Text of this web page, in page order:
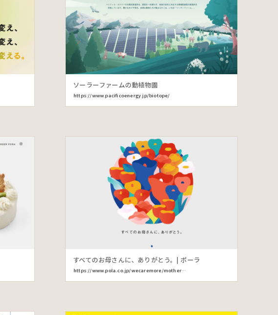
ソーラーファームの動植物園
https://www.pacificoenergy.jp/biotope/
すべてのお母さんに、ありがとう。| ポーラ
https://www.pola.co.jp/wecaremore/mothersday/